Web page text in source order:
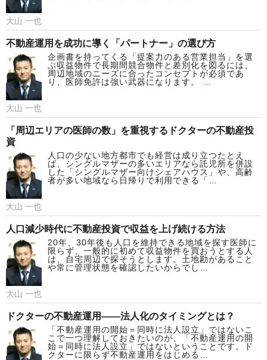
大山 一也
不動産運用を成功に導く「パートナー」の選び方
企画書を持ってくる「提案力のある営業担当」を選
ぶ収益物件で長期間競合物件と差別化を図るには、
周辺地域のニーズに合ったコンセプトが必須であ
り、医師免許は強い武器になります。 …
大山 一也
「周辺エリアの医師の数」を重視するドクターの不動産投
資
人口の少ない地方都市でも経営は成り立つたとえ
ば、シングルマザーの多いエリアなら託児所を併設
した「シングルマザー向けシェアハウス」や、高齢
者が多い地域なら日帰りで利用できる「…
大山 一也
人口減少時代に不動産投資で収益を上げ続ける方法
20年、30年後も人口を維持できる地域を探す医師に
限らず、一般的に初めて収益物件を買おうとする人
は、自宅周辺で探そうとします。土地勘があること
や常に管理状態を確認したいからでし…
大山 一也
ドクターの不動産運用――法人化のタイミングとは？
「不動産運用の開始＝同時に法人設立」ではないこ
こで一つ理解しておきたいのが、「不動産運用の開
始＝同時に法人設立」ではないということです。ド
クターに限らず不動産運用をはじめる…